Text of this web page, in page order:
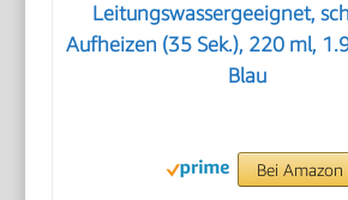
Leitungswassergeeignet,
Aufheizen (35 Sek.), 220 ml,
Blau
Bei Amazon